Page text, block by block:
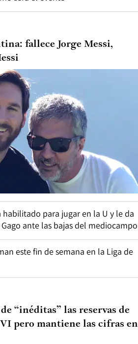
fallece Jorge Messi,
para jugar en la U y le da
ante las bajas del mediocampo
este fin de semana en la Liga de
“inéditas” las reservas de
pero mantiene las cifras en